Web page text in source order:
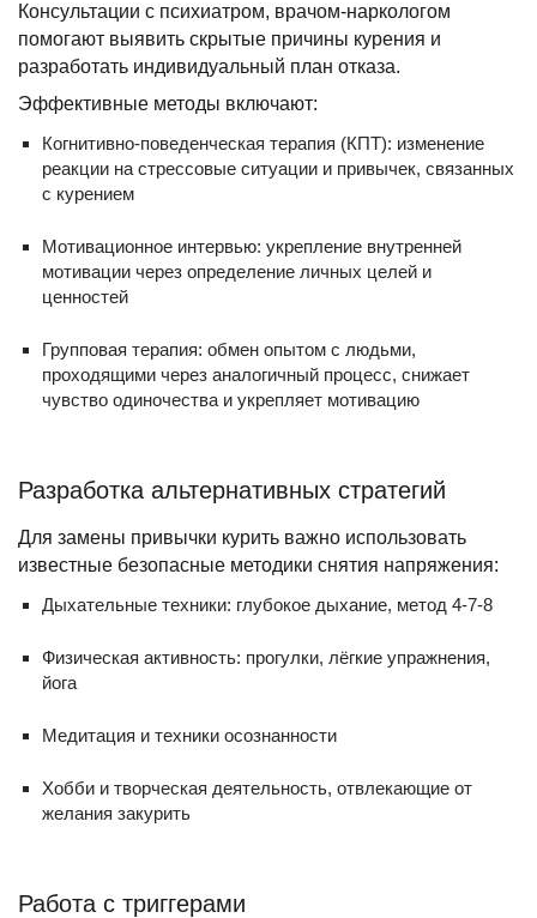
Консультации с психиатром, врачом-наркологом
помогают выявить скрытые причины курения и
разработать индивидуальный план отказа.
Эффективные методы включают:
Когнитивно-поведенческая терапия (КПТ): изменение
реакции на стрессовые ситуации и привычек, связанных
с курением
Мотивационное интервью: укрепление внутренней
мотивации через определение личных целей и
ценностей
Групповая терапия: обмен опытом с людьми,
проходящими через аналогичный процесс, снижает
чувство одиночества и укрепляет мотивацию
Разработка альтернативных стратегий
Для замены привычки курить важно использовать
известные безопасные методики снятия напряжения:
Дыхательные техники: глубокое дыхание, метод 4-7-8
Физическая активность: прогулки, лёгкие упражнения,
йога
Медитация и техники осознанности
Хобби и творческая деятельность, отвлекающие от
желания закурить
Работа с триггерами